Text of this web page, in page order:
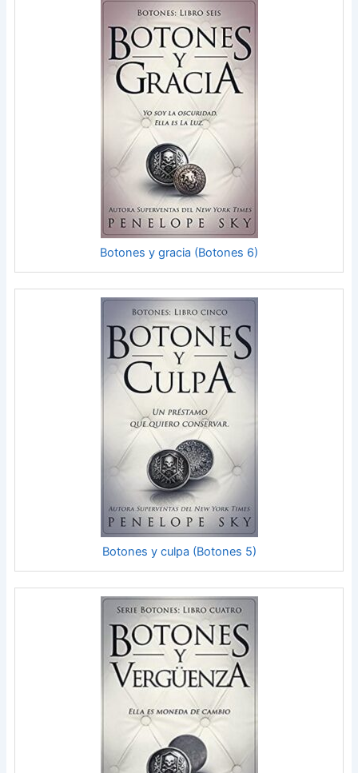
Botones y gracia (Botones 6)
Botones y culpa (Botones 5)